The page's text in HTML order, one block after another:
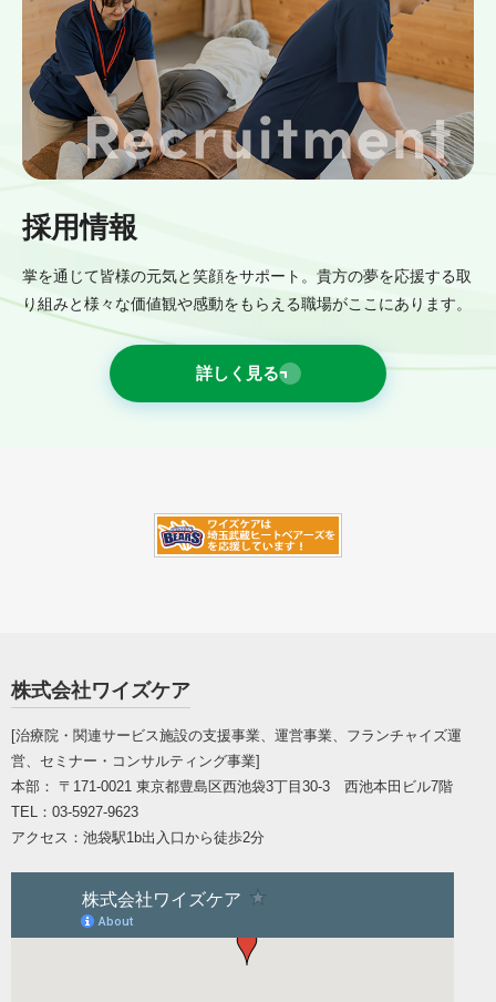
採用情報
掌を通じて皆様の元気と笑顔をサポート。貴方の夢を応援する取
り組みと様々な価値観や感動をもらえる職場がここにあります。
詳しく見る
株式会社ワイズケア
[治療院・関連サービス施設の支援事業、運営事業、フランチャイズ運
営、セミナー・コンサルティング事業]
本部： 〒171-0021 東京都豊島区西池袋3丁目30-3 西池本田ビル7階
TEL： 03-5927-9623
アクセス： 池袋駅1b出入口から徒歩2分